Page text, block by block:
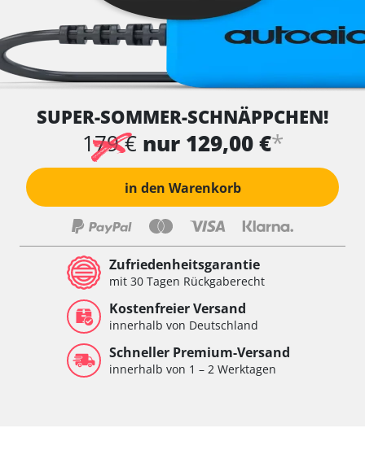
SUPER-SOMMER-SCHNÄPPCHEN!
179 € nur 129,00 €*
in den Warenkorb
Zufriedenheitsgarantie
mit 30 Tagen Rückgaberecht
Kostenfreier Versand
innerhalb von Deutschland
Schneller Premium-Versand
innerhalb von 1 – 2 Werktagen